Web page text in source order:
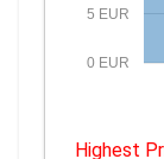
0 EUR
5 EUR
Highest